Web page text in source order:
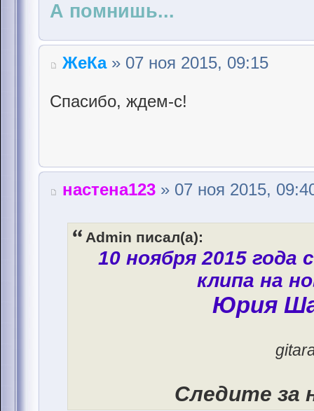
А помнишь...
ЖеКа» 07 ноя 2015, 09:15
Спасибо, ждем-с!
настена123 » 07 ноя 2015,
Admin писал(а):
10 ноября 2015
клипа на
Юрия
Следите за